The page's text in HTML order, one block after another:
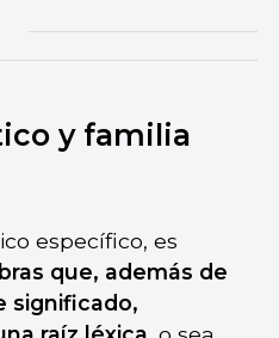
y familia
específico, es
que, además de
significado,